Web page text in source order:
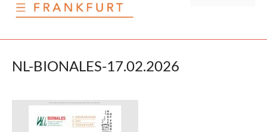
NL-BIONALES-17.02.2026